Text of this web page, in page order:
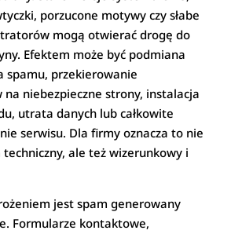
porzucone motywy czy słabe
mogą otwierać drogę do
Efektem może być podmiana
spamu, przekierowanie
na niebezpieczne strony, instalacja
utrata danych lub całkowite
serwisu. Dla firmy oznacza to nie
ale też wizerunkowy i
jest spam generowany
Formularze kontaktowe,